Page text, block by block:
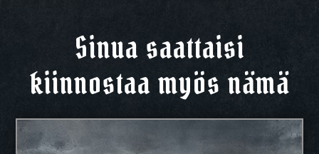
Sinua saattaisi
kiinnostaa myös nämä